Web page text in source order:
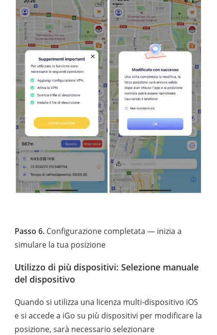
Passo 6. Configurazione completata — inizia a
simulare la tua posizione
Utilizzo di più dispositivi: Selezione manuale
del dispositivo
Quando si utilizza una licenza multi-dispositivo iOS
e si accede a iGo su più dispositivi per modificare la
posizione, sarà necessario selezionare